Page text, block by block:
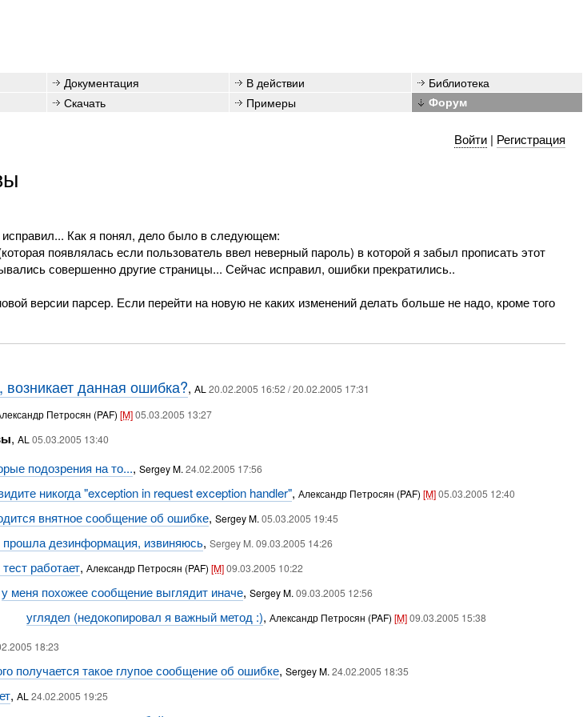
Документация В действии
Библиотека
Скачать Примеры Форум
Войти| Регистрация
Как я понял, дело было в следующем:
появлялась если пользователь ввел неверный пароль) в которой я забыл прописать этот
совершенно другие страницы... Сейчас исправил, ошибки прекратились..
версии парсер. Если перейти на новую не каких изменений делать больше не надо, кроме того
возникает данная ошибка?, AL 20.02.2005 16:52 / 20.02.2005 17:31
Петросян (PAF) [M]05.03.2005 13:27
,AL05.03.2005 13:40
подозрения на то..., Sergey M. 24.02.2005 17:56
никогда "exception in request exception handler",Александр Петросян (PAF)[M]05.03.2005 12:40
внятное сообщение об ошибке, Sergey M. 05.03.2005 19:45
прошла дезинформация, извиняюсь,Sergey M. 09.03.2005 14:26
работает,Александр Петросян (PAF)[M]09.03.2005 10:22
у меня похожее сообщение выглядит иначе,Sergey M.09.03.2005 12:56
углядел (недокопировал я важный метод :), Александр Петросян (PAF) [M]09.03.2005 15:38
18:23
получается такое глупое сообщение об ошибке, Sergey M. 24.02.2005 18:35
,AL24.02.2005 19:25